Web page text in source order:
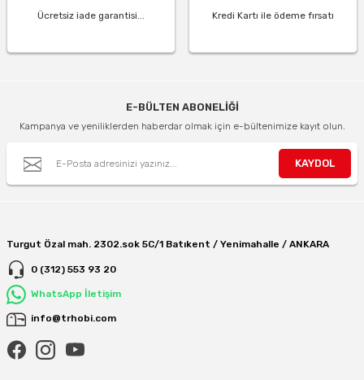
Ücretsiz iade garantisi... Kredi Kartı ile ödeme fırsatı
E-BÜLTEN ABONELİĞİ
Kampanya ve yeniliklerden haberdar olmak için e-bültenimize kayıt olun.
KAYDOL
Turgut Özal mah. 2302.sok 5C/1 Batıkent / Yenimahalle / ANKARA
0 (312) 553 93 20
WhatsApp İletişim
info@trhobi.com